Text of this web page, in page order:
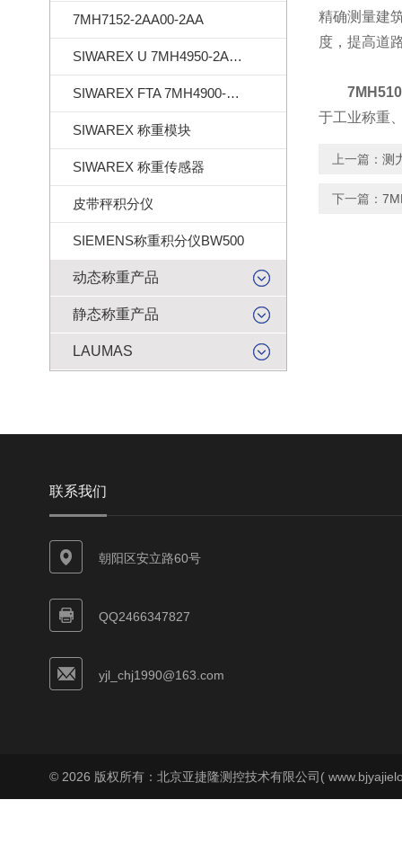
7MH7152-2AA00-2AA
SIWAREX U 7MH4950-2AA01
SIWAREX FTA 7MH4900-2AA01
SIWAREX 称重模块
SIWAREX 称重传感器
皮带秤积分仪
SIEMENS称重积分仪BW500
动态称重产品
静态称重产品
LAUMAS
精确测量建
度，提高道
于工业称重
上一篇： 测
下一篇：
联系我们
朝阳区安立路60号
QQ2466347827
yjl_chj1990@163.com
© 2026 版权所有：北京亚捷隆测控技术有限公司(